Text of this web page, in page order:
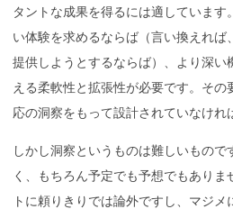
タントな成果を得るには適していま
い体験を求めるならば（言い換えれば
提供しようとするならば）、より深い
える柔軟性と拡張性が必要です。そ
応の洞察をもって設計されていなけれ
しかし洞察というものは難しいもの
く、もちろん予定でも予想でもあり
トに頼りきりでは論外ですし、マジ